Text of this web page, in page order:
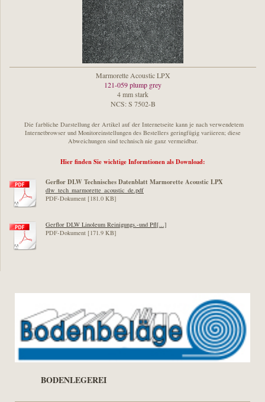
Marmorette Acoustic LPX
121-059 plump grey
4 mm stark
NCS: S 7502-B
Die farbliche Darstellung der Artikel auf der Internetseite kann je nach verwendetem
Internetbrowser und Monitoreinstellungen des Bestellers geringfügig variieren; diese
Abweichungen sind technisch nie ganz vermeidbar.
Hier finden Sie wichtige Informtionen als Download:
Gerflor DLW Technisches Datenblatt Marmorette Acoustic LPX
dlw_tech_marmorette_acoustic_de.pdf
PDF-Dokument [181.0 KB]
Gerflor DLW Linoleum Reinigungs.-und Pfl[...]
PDF-Dokument [171.9 KB]
BODENLEGEREI